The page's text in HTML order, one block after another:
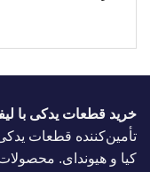
خرید قطعات یدکی با
تأمین‌کننده قطعات
کیا و هیوندای.